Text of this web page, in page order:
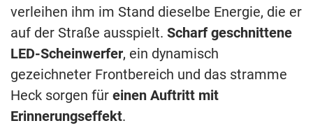
verleihen ihm im Stand dieselbe Energie, die er
auf der Straße ausspielt. Scharf geschnittene
LED-Scheinwerfer, ein dynamisch
gezeichneter Frontbereich und das stramme
Heck sorgen für einen Auftritt mit
Erinnerungseffekt.